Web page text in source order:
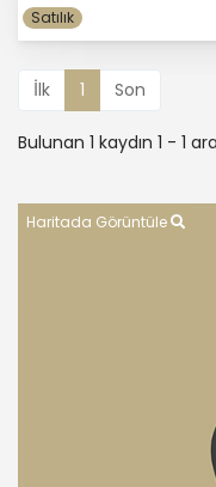
Satılık
İlk 1 Son
Bulunan 1 kaydın 1 - 1
Haritada Görüntüle